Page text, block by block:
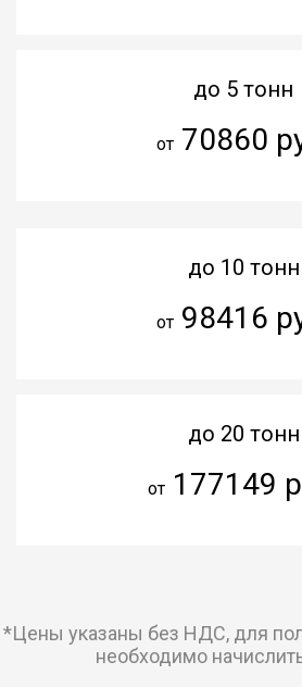
до 5 тонн
от70860
до 10 тонн
от98416
до 20 тонн
от177149
*Цены указаны без НДС, для
необходимо